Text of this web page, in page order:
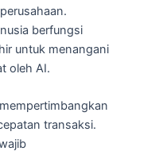
berfungsi
untuk menangani
oleh AI.
transaksi.